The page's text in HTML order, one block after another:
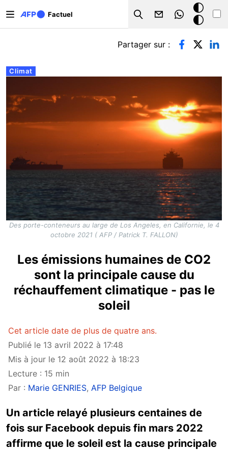
Factuel
Search
Mode
sombre
Onglets principaux
Climat
Partager sur :
Des porte-conteneurs au large de Los Angeles, en Californie, le 4
octobre 2021 ( AFP / Patrick T. FALLON)
Les émissions humaines de CO2
sont la principale cause du
réchauffement climatique - pas le
soleil
Cet article date de plus de quatre ans.
Publié le 13 avril 2022 à 17:48
Mis à jour le 12 août 2022 à 18:23
Lecture : 15 min
Par : Marie GENRIES, AFP Belgique
Un article relayé plusieurs centaines de
fois sur Facebook depuis fin mars 2022
affirme que le soleil est la cause principale